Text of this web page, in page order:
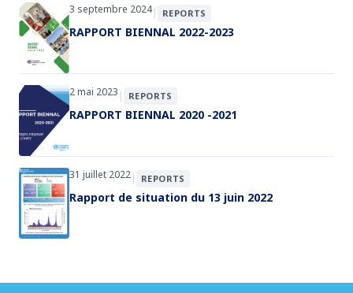
3 septembre 2024| REPORTS
RAPPORT BIENNAL 2022-2023
2 mai 2023 | REPORTS
RAPPORT BIENNAL 2020 -2021
31 juillet 2022| REPORTS
Rapport de situation du 13 juin 2022